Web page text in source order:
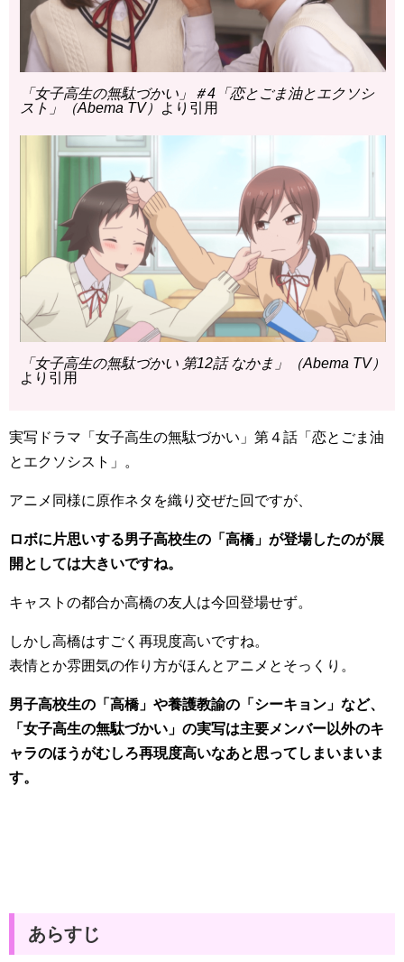
「女子高生の無駄づかい」＃4「恋とごま油とエクソシ
スト」（Abema TV）
より引用
「女子高生の無駄づかい 第12話 なかま」（Abema TV）
より引用
実写ドラマ「女子高生の無駄づかい」第４話「恋とごま油
とエクソシスト」。
アニメ同様に原作ネタを織り交ぜた回ですが、
ロボに片思いする男子高校生の「高橋」が登場したのが展
開としては大きいですね。
キャストの都合か高橋の友人は今回登場せず。
しかし高橋はすごく再現度高いですね。
表情とか雰囲気の作り方がほんとアニメとそっくり。
男子高校生の「高橋」や養護教諭の「シーキョン」など、
「女子高生の無駄づかい」の実写は主要メンバー以外のキ
ャラのほうがむしろ再現度高いなあと思ってしまいまいま
す。
あらすじ